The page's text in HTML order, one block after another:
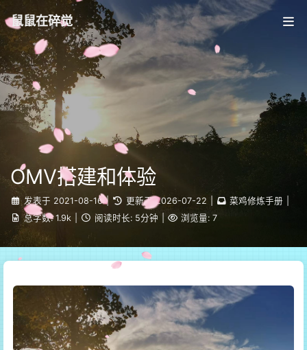
鼠鼠在碎觉
OMV搭建和体验
发表于 2021-08-16 | 更新于 2026-07-22 菜鸡修炼手册
总字数: 1.9k 阅读时长: 5分钟 浏览量: 7